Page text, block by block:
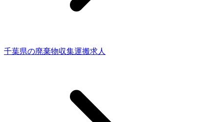
千葉県の廃棄物収集運搬求人